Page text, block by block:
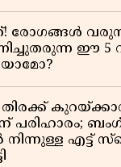
രോഗങ്ങൾ
ഈ 5
പരിഹാരം;
നിന്നുള്ള എട്ട്